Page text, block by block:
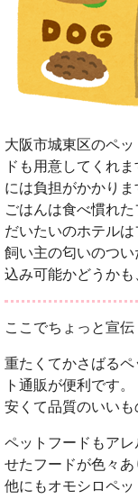
大阪市城東区のペ
ドも用意してくれ
には負担がかかりま
ごはんは食べ慣れた
だいたいのホテルは
飼い主の匂いのつ
込み可能かどうかも
ここでちょっと宣伝
重たくてかさばる
ト通販が便利です。
安くて品質のいいも
ペットフードもア
せたフードが色々あ
他にもオモシロペッ